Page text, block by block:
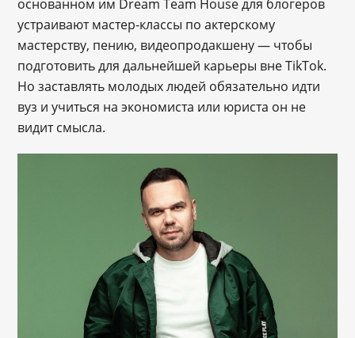
основанном им Dream Team House для блогеров
устраивают мастер-классы по актерскому
мастерству, пению, видеопродакшену ― чтобы
подготовить для дальнейшей карьеры вне TikTok.
Но заставлять молодых людей обязательно идти
вуз и учиться на экономиста или юриста он не
видит смысла.